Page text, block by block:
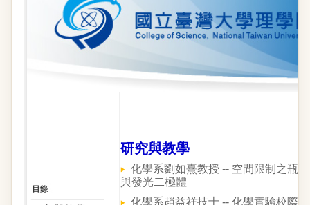
研究與教學
化學系劉如熹教授 -- 空間限制之瓶
與發光二極體
化學系趙益祥技士 -- 化學實驗校際